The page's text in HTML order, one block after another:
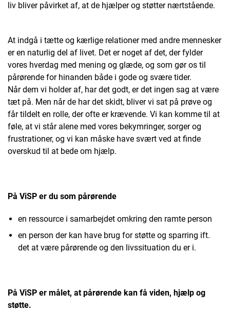
liv bliver påvirket af, at de hjælper og støtter nærtstående.
At indgå i tætte og kærlige relationer med andre mennesker
er en naturlig del af livet. Det er noget af det, der fylder
vores hverdag med mening og glæde, og som gør os til
pårørende for hinanden både i gode og svære tider.
Når dem vi holder af, har det godt, er det ingen sag at være
tæt på. Men når de har det skidt, bliver vi sat på prøve og
får tildelt en rolle, der ofte er krævende. Vi kan komme til at
føle, at vi står alene med vores bekymringer, sorger og
frustrationer, og vi kan måske have svært ved at finde
overskud til at bede om hjælp.
På ViSP er du som pårørende
en ressource i samarbejdet omkring den ramte person
en person der kan have brug for støtte og sparring ift.
det at være pårørende og den livssituation du er i.
På ViSP er målet, at pårørende kan få viden, hjælp og
støtte.